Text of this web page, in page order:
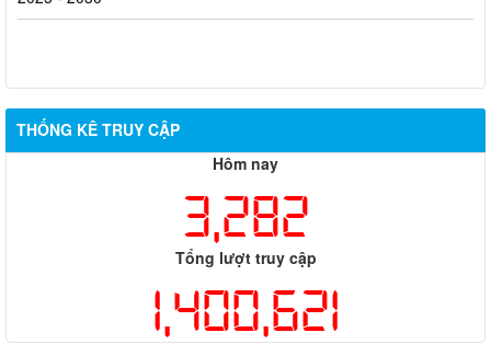
THỐNG KÊ TRUY CẬP
Hôm nay
3,282
Tổng lượt truy cập
1,400,621